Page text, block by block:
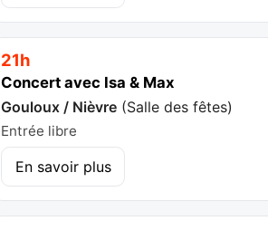
21h
Concert avec Isa & Max
Gouloux / Nièvre (Salle des fêtes)
Entrée libre
En savoir plus